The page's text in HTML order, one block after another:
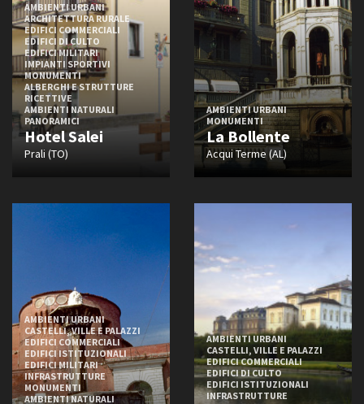
AMBIENTI URBANI
ARCHITETTURA RURALE
EDIFICI COMMERCIALI
EDIFICI DI CULTO
EDIFICI MILITARI
IMPIANTI SPORTIVI
MONUMENTI
ALBERGHI E STRUTTURE
RICETTIVE
AMBIENTI NATURALI
PANORAMICI
Hotel Salei
Prali (TO)
AMBIENTI URBANI
MONUMENTI
La Bollente
Acqui Terme (AL)
AMBIENTI URBANI
CASTELLI, VILLE E PALAZZI
EDIFICI COMMERCIALI
EDIFICI ISTITUZIONALI
EDIFICI MILITARI
INFRASTRUTTURE
MONUMENTI
AMBIENTI NATURALI
AMBIENTI URBANI
CASTELLI, VILLE E PALAZZI
EDIFICI COMMERCIALI
EDIFICI DI CULTO
EDIFICI ISTITUZIONALI
INFRASTRUTTURE